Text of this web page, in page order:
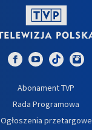
Abonament TVP
Rada Programowa
Ogłoszenia przetargowe